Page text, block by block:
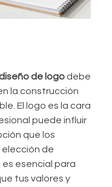
de logodebe
la construcción
El logo es la cara
puede influir
que los
elección de
esencial para
tus valores y